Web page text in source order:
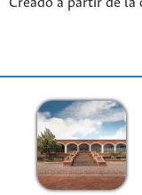
Creado a partir de la